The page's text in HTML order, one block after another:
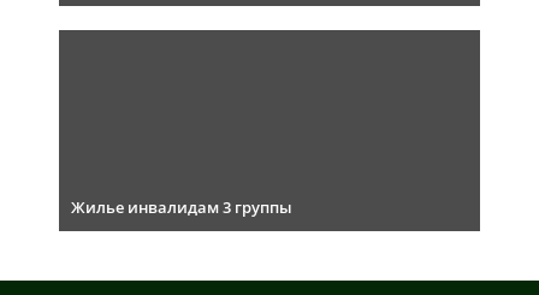
Жилье инвалидам 3 группы